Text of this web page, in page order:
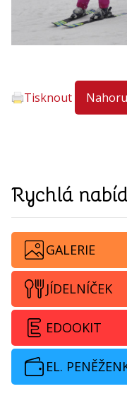
Tisknout Nahoru
Rychlá
GALERIE
JÍDELNÍČEK
EDOOKIT
EL.